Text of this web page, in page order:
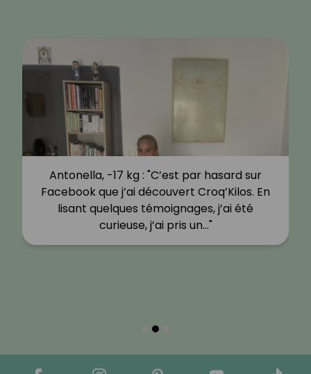
Antonella, -17 kg : "C’est par hasard sur
Facebook que j’ai découvert Croq’Kilos. En
lisant quelques témoignages, j’ai été
curieuse, j’ai pris un…"